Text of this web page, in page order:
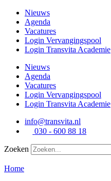
naar
inhoud
Nieuws
Agenda
Vacatures
Login Vervangingspool
Login Transvita Academie
Nieuws
Agenda
Vacatures
Login Vervangingspool
Login Transvita Academie
info@transvita.nl
030 - 600 88 18
Zoeken
Home